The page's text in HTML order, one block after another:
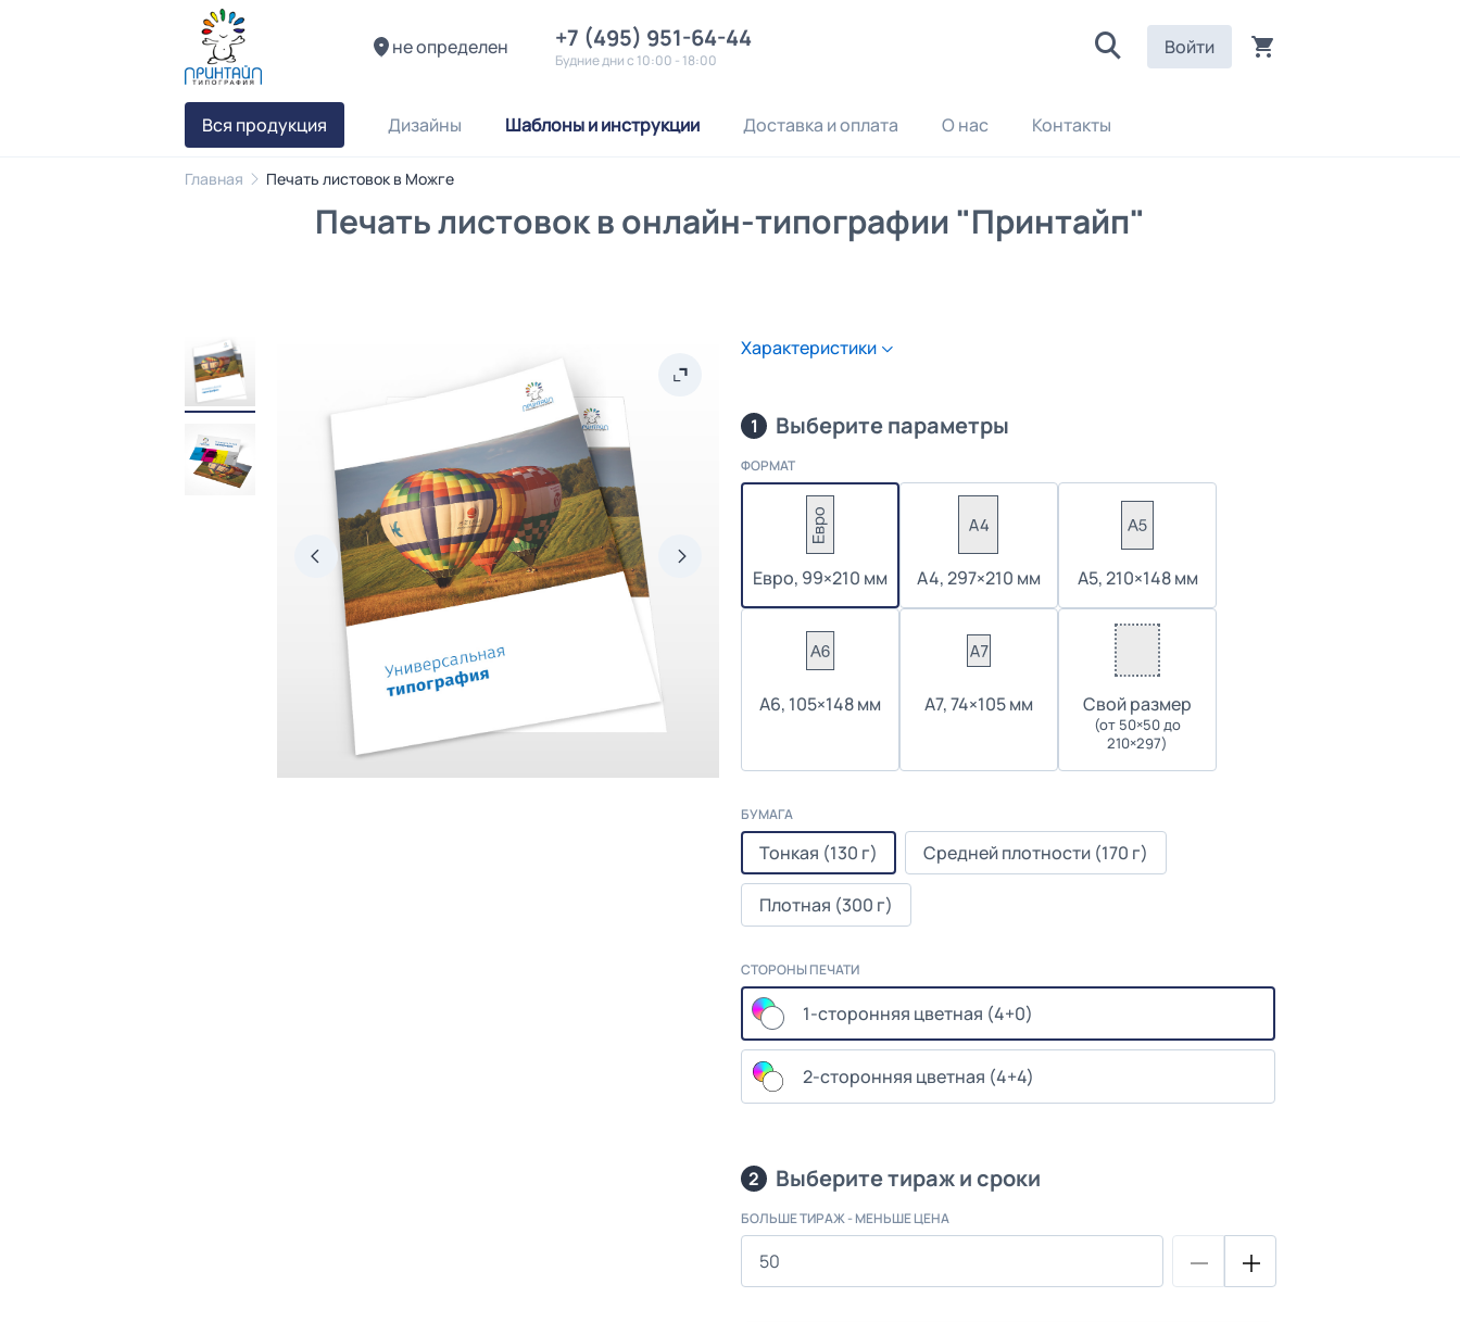
не определен +7 (495) 951-64-44
Будние дни с 10:00 - 18:00
Войти
Вся продукция Дизайны Шаблоны и инструкции Доставка и оплата О нас Контакты
Главная Печать листовок в Можге
Печать листовок в онлайн-типографии "Принтайп"
Характеристики
1 Выберите параметры
ФОРМАТ
Евро, 99×210 мм А4, 297×210 мм А5, 210×148 мм
А6, 105×148 мм А7, 74×105 мм Cвой размер
(от 50×50 до
210×297)
БУМАГА
Тонкая (130 г) Средней плотности (170 г)
Плотная (300 г)
СТОРОНЫ ПЕЧАТИ
1-сторонняя цветная (4+0)
2-сторонняя цветная (4+4)
2 Выберите тираж и сроки
БОЛЬШЕ ТИРАЖ - МЕНЬШЕ ЦЕНА